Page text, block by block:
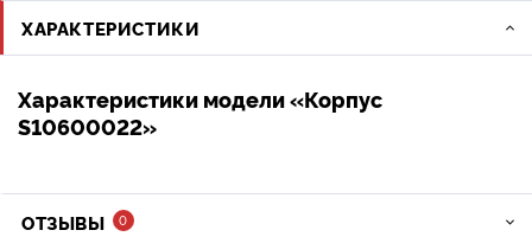
ХАРАКТЕРИСТИКИ
Характеристики модели «Корпус
S10600022»
ОТЗЫВЫ 0